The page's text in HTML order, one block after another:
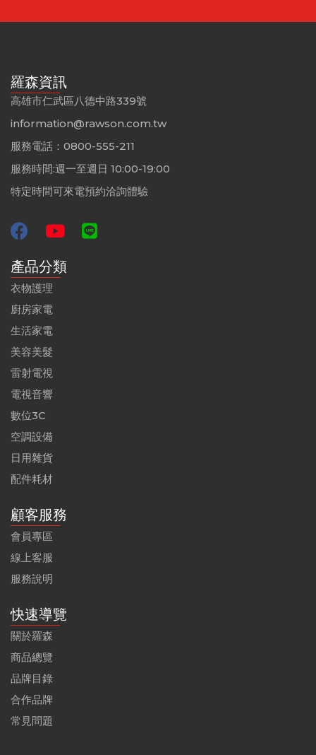
羅森資訊
高雄市仁武區八德中路339號
information@rawson.com.tw
服務電話：0800-555-211
服務時間:週一至週日 10:00-19:00
特定時間可來電預約洽詢體驗
產品分類
衣物護理
廚房家電
生活家電
美容美髮
雷射電視
電視音響
數位3C
空調設備
日用雜貨
配件耗材
顧客服務
會員專區
線上客服
服務說明
快速導覽
關於羅森
商品總覽
品牌目錄
合作品牌
常見問題